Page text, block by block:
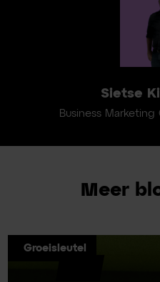
Sietse
Business
Meer
Groeisleutel